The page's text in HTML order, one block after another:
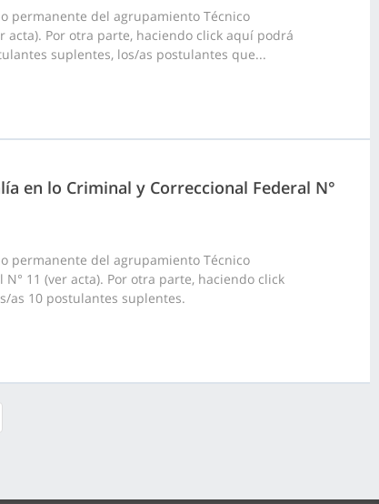
permanente del agrupamiento Técnico
Por otra parte, haciendo click aquí podrá
suplentes, los/as postulantes que...
en lo Criminal y Correccional Federal N°
permanente del agrupamiento Técnico
11 (ver acta). Por otra parte, haciendo click
as 10 postulantes suplentes.